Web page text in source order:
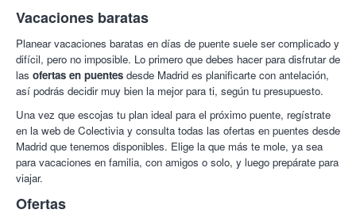
Vacaciones baratas
Planear vacaciones baratas en días de puente suele ser complicado y
difícil, pero no imposible. Lo primero que debes hacer para disfrutar de
las ofertas en puentes desde Madrid es planificarte con antelación,
así podrás decidir muy bien la mejor para ti, según tu presupuesto.
Una vez que escojas tu plan ideal para el próximo puente, regístrate
en la web de Colectivia y consulta todas las ofertas en puentes desde
Madrid que tenemos disponibles. Elige la que más te mole, ya sea
para vacaciones en familia, con amigos o solo, y luego prepárate para
viajar.
Ofertas